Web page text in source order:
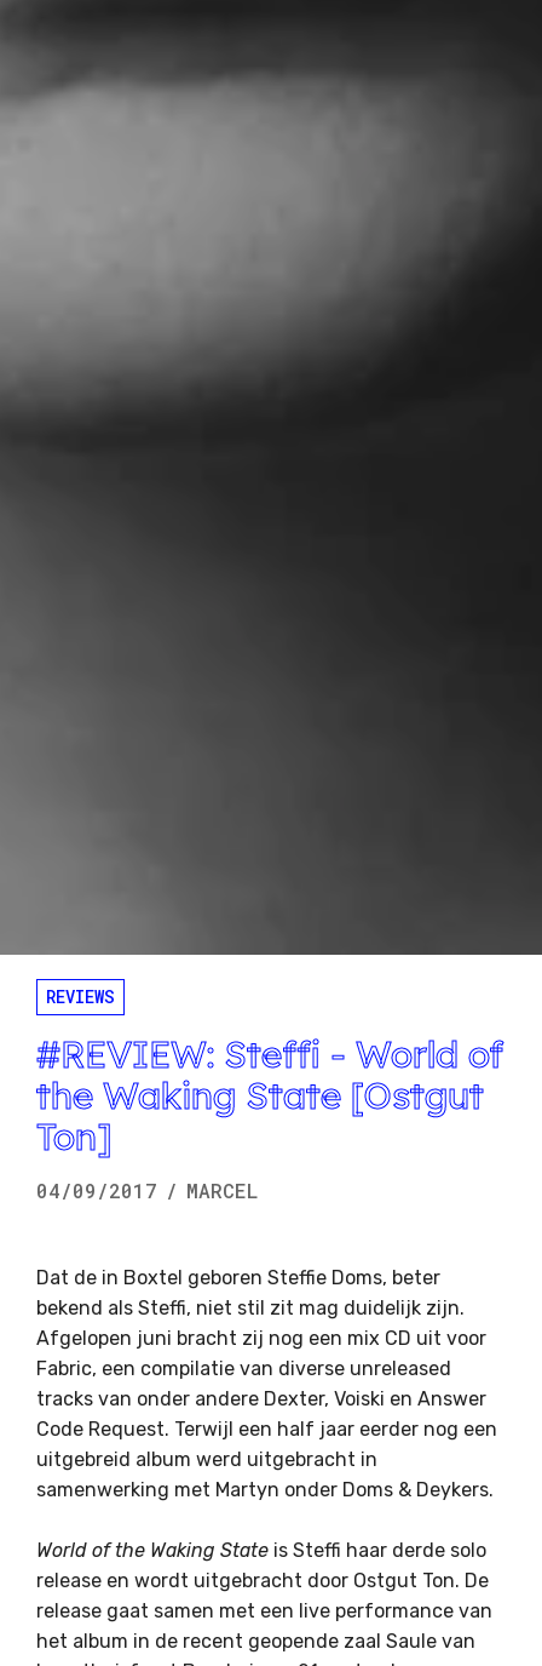
REVIEWS
#REVIEW: Steffi - World of
the Waking State [Ostgut
Ton]
04/09/2017 / MARCEL
Dat de in Boxtel geboren Steffie Doms, beter
bekend als Steffi, niet stil zit mag duidelijk zijn.
Afgelopen juni bracht zij nog een mix CD uit voor
Fabric, een compilatie van diverse unreleased
tracks van onder andere Dexter, Voiski en Answer
Code Request. Terwijl een half jaar eerder nog een
uitgebreid album werd uitgebracht in
samenwerking met Martyn onder Doms & Deykers.
World of the Waking State is Steffi haar derde solo
release en wordt uitgebracht door Ostgut Ton. De
release gaat samen met een live performance van
het album in de recent geopende zaal Saule van